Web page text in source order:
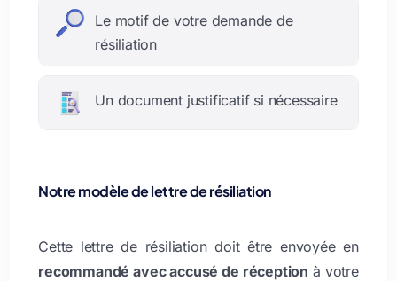
Le motif de votre demande de
résiliation
Un document justificatif si nécessaire
Notre modèle de lettre de résiliation
Cette lettre de résiliation doit être envoyée en
recommandé avec accusé de réception à votre